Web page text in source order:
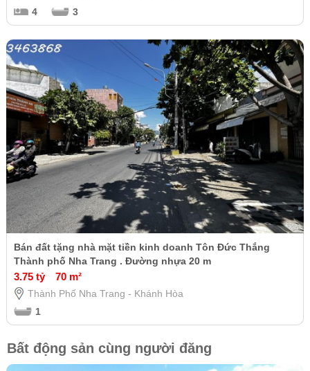
4
3
Bán đất tặng nhà mặt tiền kinh doanh Tôn Đức Thắng
Thành phố Nha Trang . Đường nhựa 20 m
3.75 tỷ 70 m²
Thành Phố Nha Trang - Khánh Hòa
1
Bất động sản cùng người đăng